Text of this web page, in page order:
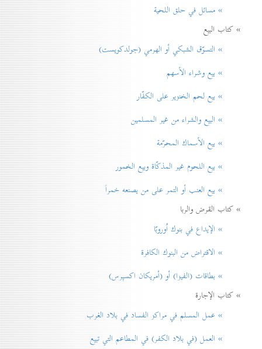
» مسائل في حلق اللحية
» كتاب البيع
» التسوّق الشبكي أو الهرمي (جولدكويست)
» بيع وشراء الأسهم
» بيع لحم الخنزير علی الكفّار
» البيع والشراء من غير المسلمين
» بيع الأسماك المحرّمة
» بيع اللحوم غير المذكّاة وبيع الخمور
» بيع العنب أو التمر على من يصنعه خمراً
» كتاب القرض والربا
» الإيداع في بنوك اُوروبّا
» الاقتراض من البنوك الكافرة
» بطاقات (الفيزا) أو (أمريكان اكسپرس)
» كتاب الإجارة
» عمل المسلم في مراكز الفساد في بلاد الغرب
» العمل (في بلاد الكفر) في المطاعم التي تبيع